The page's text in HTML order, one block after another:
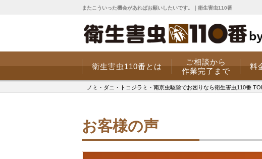
またこういった機会があればお願いしたいです。｜衛生害虫110番
衛生害虫110番とは
ご相談から
作業完了まで
料
ノミ・ダニ・トコジラミ・南京虫駆除でお困りなら衛生害虫110番
お客様の声